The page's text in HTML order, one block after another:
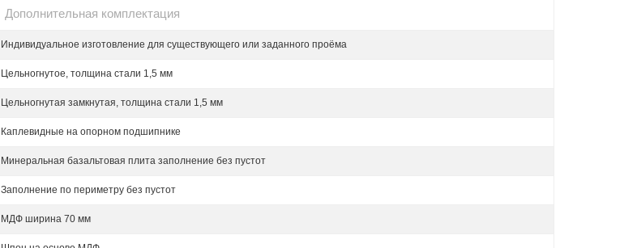
Дополнительная комплектация
Индивидуальное изготовление для существующего или заданного проёма
Цельногнутое, толщина стали 1,5 мм
Цельногнутая замкнутая, толщина стали 1,5 мм
Каплевидные на опорном подшипнике
Минеральная базальтовая плита заполнение без пустот
Заполнение по периметру без пустот
МДФ ширина 70 мм